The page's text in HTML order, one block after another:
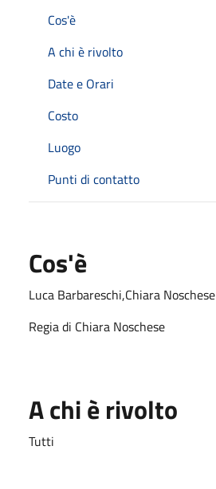
Cos'è
A chi è rivolto
Date e Orari
Costo
Luogo
Punti di contatto
Cos'è
Luca Barbareschi,Chiara Noschese
Regia di Chiara Noschese
A chi è rivolto
Tutti